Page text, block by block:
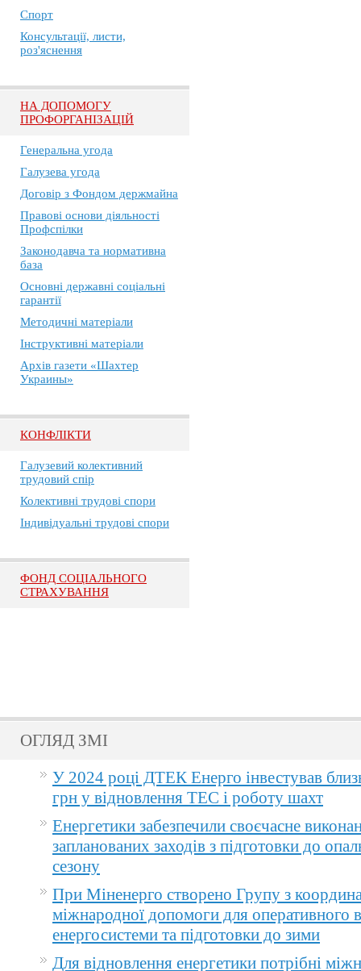
Спорт
Консультації, листи,
роз'яснення
НА ДОПОМОГУ
ПРОФОРГАНІЗАЦІЙ
Генеральна угода
Галузева угода
Договір з Фондом держмайна
Правові основи діяльності
Профспілки
Законодавча та нормативна
база
Основні державні соціальні
гарантії
Методичні матеріали
Інструктивні матеріали
Архів газети «Шахтер
Украины»
КОНФЛІКТИ
Галузевий колективний
трудовий спір
Колективні трудові спори
Індивідуальні трудові спори
ФОНД СОЦІАЛЬНОГО
СТРАХУВАННЯ
ОГЛЯД ЗМІ
У 2024 році ДТЕК Енерго інвестував
грн у відновлення ТЕС і роботу шахт
Енергетики забезпечили своєчасне
запланованих заходів з підготовки до
сезону
При Міненерго створено Групу з
міжнародної допомоги для оперативного
енергосистеми та підготовки до зими
Для відновлення енергетики потрібні